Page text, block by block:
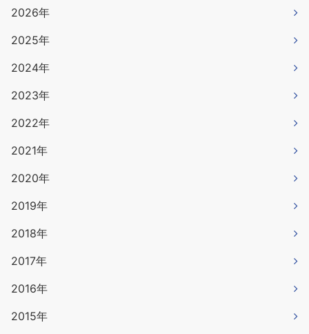
2026年
2025年
2024年
2023年
2022年
2021年
2020年
2019年
2018年
2017年
2016年
2015年